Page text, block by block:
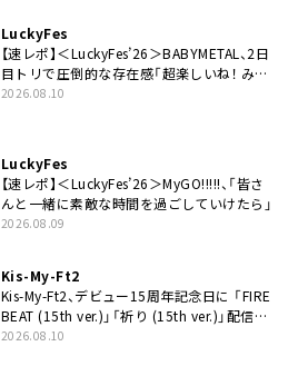
LuckyFes
【速レポ】＜LuckyFes’26＞BABYMETAL、2日
目トリで圧倒的な存在感「超楽しいね！ みん
なありがとう！」
2026.08.10
LuckyFes
【速レポ】＜LuckyFes’26＞MyGO!!!!!、「皆さ
んと一緒に素敵な時間を過ごしていけたら」
2026.08.09
Kis-My-Ft2
Kis-My-Ft2、デビュー15周年記念日に 「FIRE
BEAT (15th ver.)」「祈り (15th ver.)」配信ス
タート
2026.08.10